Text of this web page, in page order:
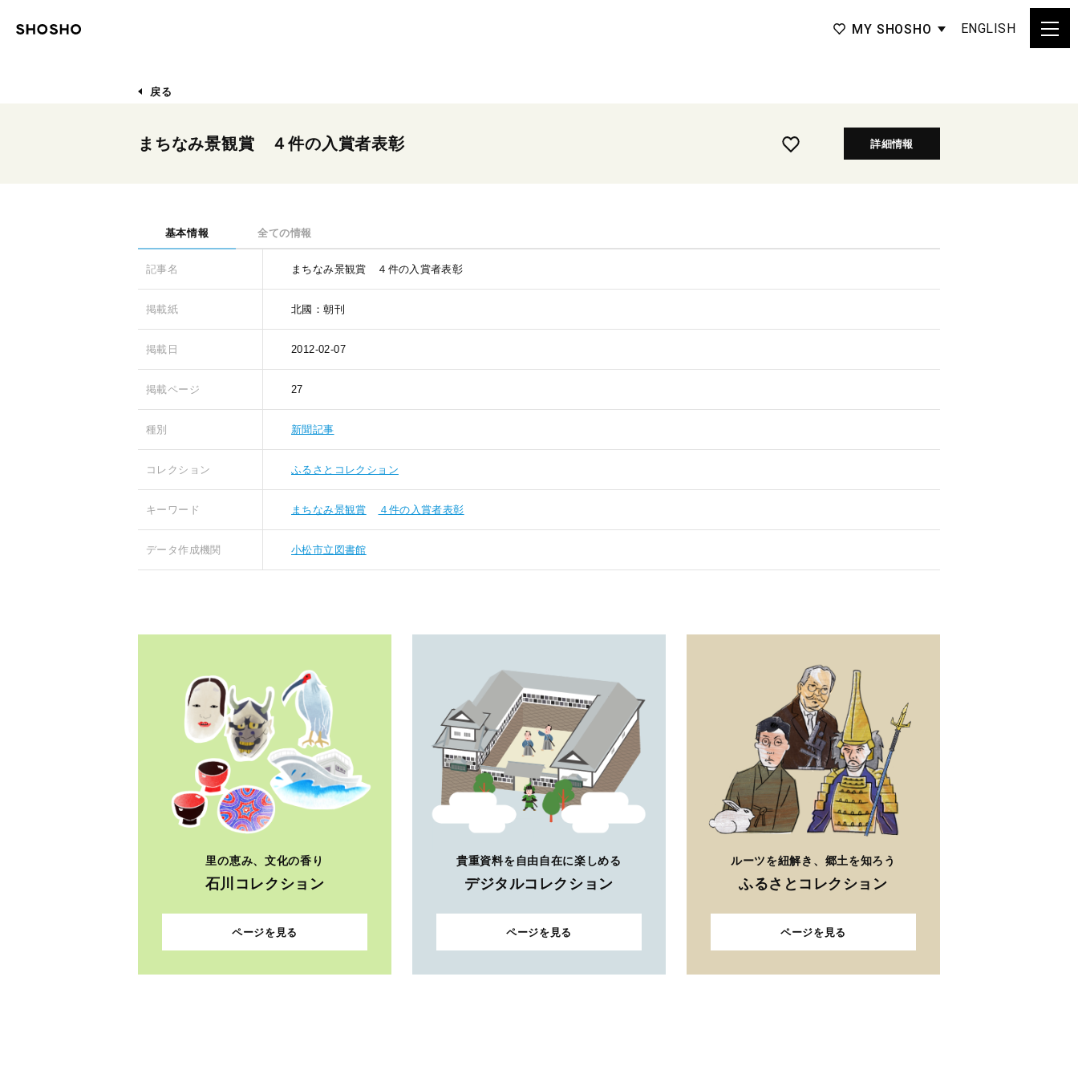
MY SHOSHO ENGLISH
戻る
まちなみ景観賞 ４件の入賞者表彰 詳細情報
基本情報 全ての情報
記事名 まちなみ景観賞 ４件の入賞者表彰
掲載紙 北國：朝刊
掲載日 2012-02-07
掲載ページ 27
種別 新聞記事
コレクション ふるさとコレクション
キーワード まちなみ景観賞 ４件の入賞者表彰
データ作成機関 小松市立図書館
里の恵み、文化の香り
石川コレクション
ページを見る
貴重資料を自由自在に楽しめる
デジタルコレクション
ページを見る
ルーツを紐解き、郷土を知ろう
ふるさとコレクション
ページを見る